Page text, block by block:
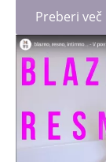
Preberi več